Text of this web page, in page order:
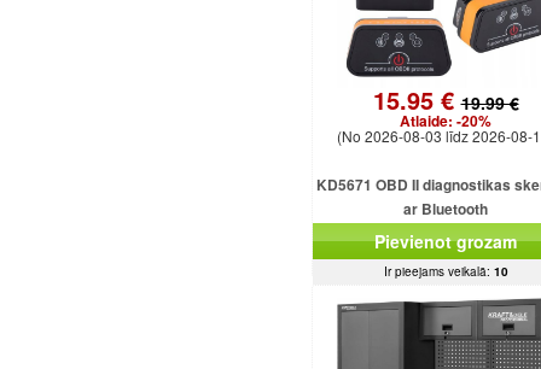
15.95 €19.99 €
Atlaide: -20%
(No 2026-08-03 līdz 2026-08-
KD5671 OBD II diagnostikas
ar Bluetooth
Pievienot grozam
Ir pieejams veikalā: 10